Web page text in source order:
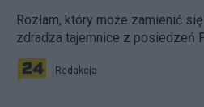
Rozłam, który może zamienić
zdradza tajemnice z posiedzeń
Redakcja